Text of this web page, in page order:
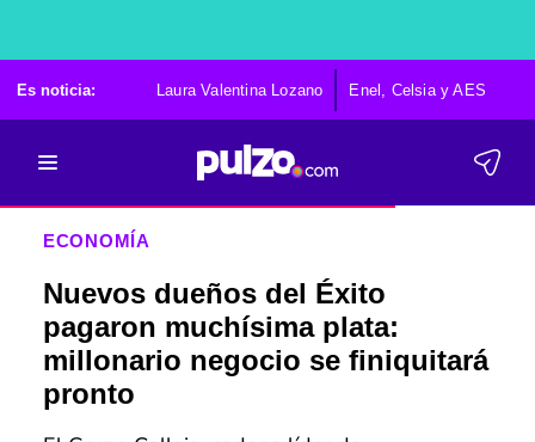
Es noticia: Laura Valentina Lozano Enel, Celsia y AES
ECONOMÍA
Nuevos dueños del Éxito
pagaron muchísima plata:
millonario negocio se finiquitará
pronto